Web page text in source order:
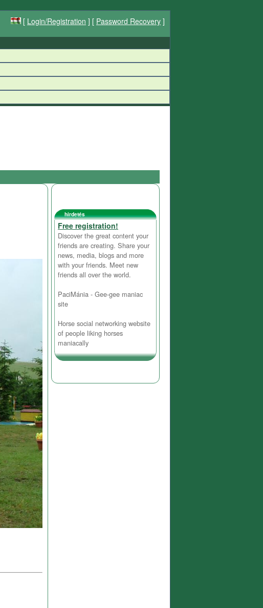
[ Login/Registration ] [ Password Recovery ]
hirdetés
Free registration!
Discover the great content your
friends are creating. Share your
news, media, blogs and more
with your friends. Meet new
friends all over the world.
PaciMánia - Gee-gee maniac
site
Horse social networking website
of people liking horses
maniacally